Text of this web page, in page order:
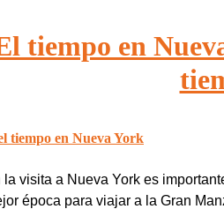
tiempo en
la visita a Nueva York es
época para viajar a la Gran